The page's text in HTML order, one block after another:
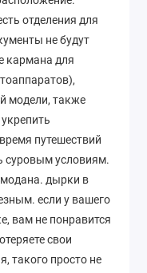
отделения для
не будут
кармана для
модели, также
путешествий
суровым условиям.
дырки в
если у вашего
вам не понравится
свои
такого просто не